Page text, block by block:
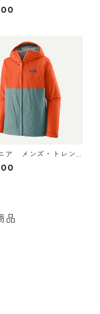
・ダウン・セータ
ディガン New Navy
ア メンズ・トレン
3L・レイン・ジャケ
ー Blue Sage) Pat
品